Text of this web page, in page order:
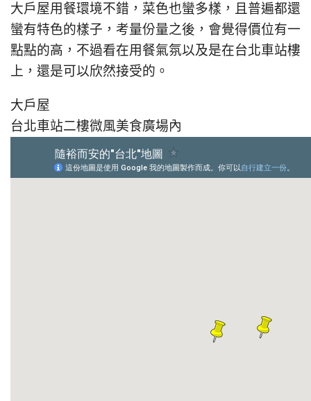
大戶屋用餐環境不錯，菜色也蠻多樣，且普遍都還
蠻有特色的樣子，考量份量之後，會覺得價位有一
點點的高，不過看在用餐氣氛以及是在台北車站樓
上，還是可以欣然接受的。
大戶屋
台北車站二樓微風美食廣場內